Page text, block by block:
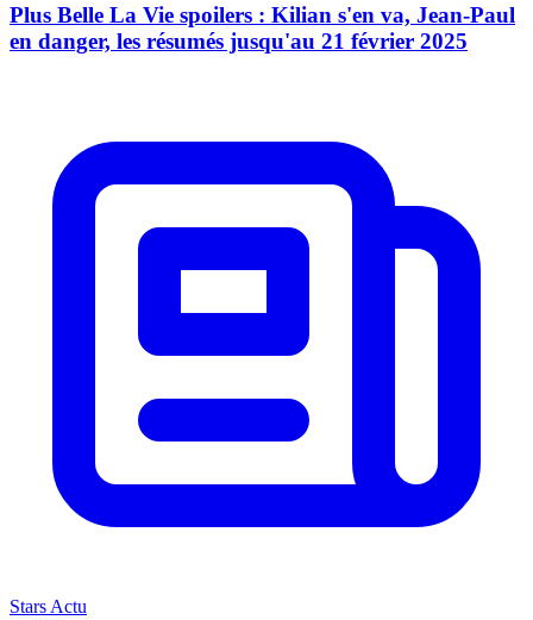
Plus Belle La Vie spoilers : Kilian s'en va, Jean-Paul
en danger, les résumés jusqu'au 21 février 2025
Stars Actu